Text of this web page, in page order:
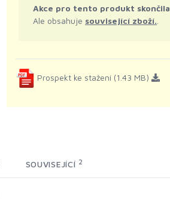
Akce pro tento produkt skončila
Ale obsahuje související zboží.
Prospekt ke stažení (1.43 MB)
SOUVISEJÍCÍ 2